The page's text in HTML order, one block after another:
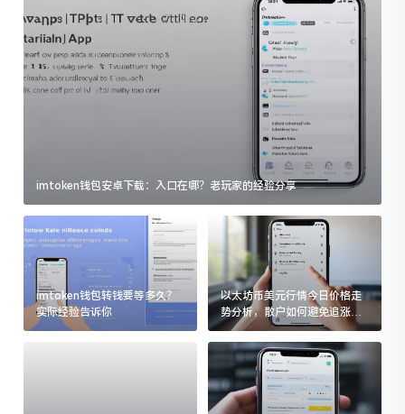
imtoken钱包安卓下载：入口在哪？老玩家的经验分享
imtoken钱包转钱要等多久？
实际经验告诉你
以太坊币美元行情今日价格走
势分析，散户如何避免追涨杀
跌被套牢